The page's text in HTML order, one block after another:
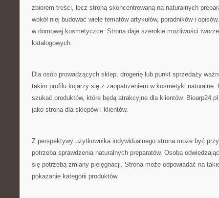
zbiorem treści, lecz stroną skoncentrowaną na naturalnych
wokół niej budować wiele tematów artykułów, poradników i
w domowej kosmetyczce. Strona daje szerokie możliwości
katalogowych.
Dla osób prowadzących sklep, drogerię lub punkt sprzedaży
takim profilu kojarzy się z zaopatrzeniem w kosmetyki naturalne.
szukać produktów, które będą atrakcyjne dla klientów.
jako strona dla sklepów i klientów.
Z perspektywy użytkownika indywidualnego strona może być
potrzeba sprawdzenia naturalnych preparatów. Osoba
się potrzebą zmiany pielęgnacji. Strona może odpowiadać na
pokazanie kategorii produktów.